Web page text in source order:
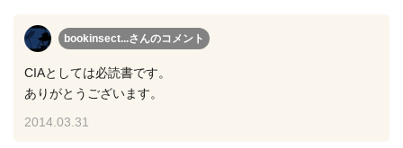
bookinsect...さんのコメント
CIAとしては必読書です。
ありがとうございます。
2014.03.31